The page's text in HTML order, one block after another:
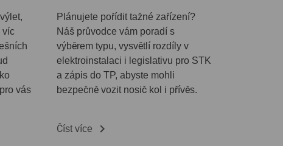
víc
vás
Plánujete pořídit tažné zařízení?
Náš průvodce vám poradí s
výběrem typu, vysvětlí rozdíly v
elektroinstalaci i legislativu pro STK
a zápis do TP, abyste mohli
bezpečně vozit nosič kol i přívěs.
Číst více 